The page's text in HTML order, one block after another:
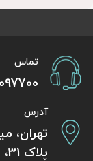
تماس
آدرس
تهران،
پلاک 31، طبقه همکف